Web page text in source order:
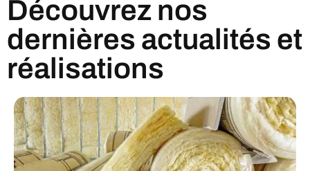
Découvrez nos
dernières actualités et
réalisations